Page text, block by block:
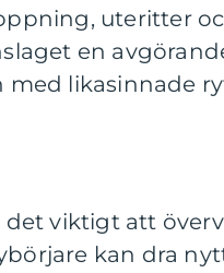
uteritter
en
likasinnade
viktigt att
kan dra